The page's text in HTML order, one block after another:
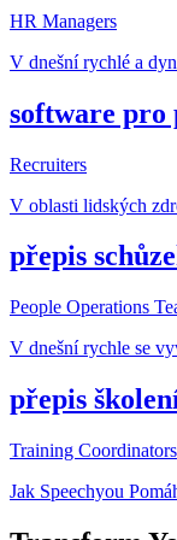
HR Managers
V dnešní rychlé a
software pro
Recruiters
V oblasti lidských
přepis
People Operations
V dnešní rychle se
přepis
Training Coordinators
Jak Speechyou